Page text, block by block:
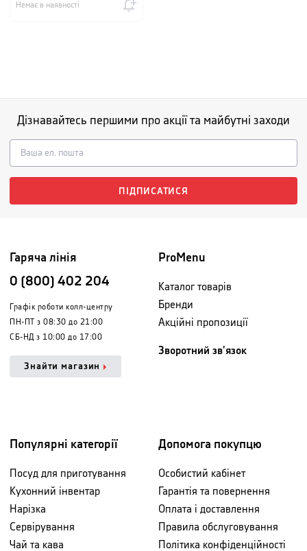
Немає в наявності
Дізнавайтесь першими про акції та майбутні заходи
ПІДПИСАТИСЯ
Гаряча лінія
0 (800) 402 204
Графік роботи колл-центру
ПН-ПТ з 08:30 до 21:00
СБ-НД з 10:00 до 17:00
Знайти магазин
ProMenu
Каталог товарів
Бренди
Акційні пропозиції
Зворотний зв'язок
Популярні категорії
Посуд для приготування
Кухонний інвентар
Нарізка
Сервірування
Чай та кава
Допомога покупцю
Особистий кабінет
Гарантія та повернення
Оплата і доставлення
Правила обслуговування
Політика конфіденційності